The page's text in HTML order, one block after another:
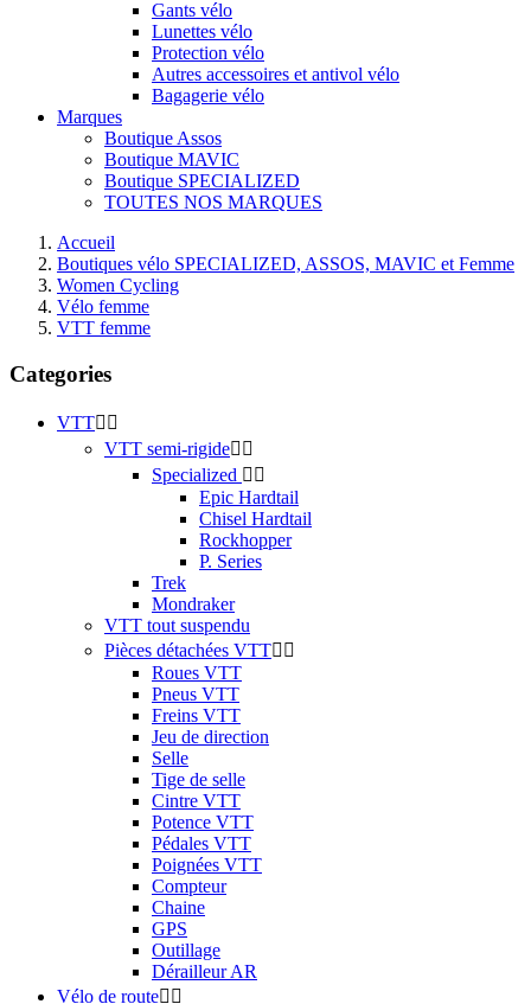
Gants vélo
Lunettes vélo
Protection vélo
Autres accessoires et antivol vélo
Bagagerie vélo
Marques
Boutique Assos
Boutique MAVIC
Boutique SPECIALIZED
TOUTES NOS MARQUES
Accueil
Boutiques vélo SPECIALIZED, ASSOS, MAVIC et Femme
Women Cycling
Vélo femme
VTT femme
Categories
VTT 
VTT semi-rigide 
Specialized  
Epic Hardtail
Chisel Hardtail
Rockhopper
P. Series
Trek
Mondraker
VTT tout suspendu
Pièces détachées VTT 
Roues VTT
Pneus VTT
Freins VTT
Jeu de direction
Selle
Tige de selle
Cintre VTT
Potence VTT
Pédales VTT
Poignées VTT
Compteur
Chaine
GPS
Outillage
Dérailleur AR
Vélo de route 